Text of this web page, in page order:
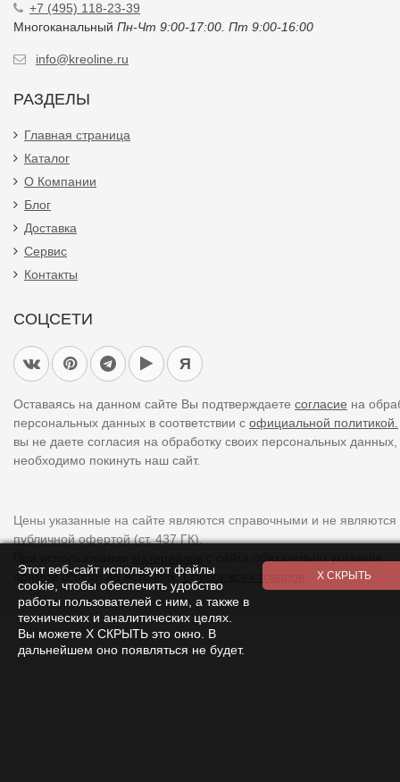
+7 (495) 118-23-39
Многоканальный Пн-Чт 9:00-17:00. Пт 9:00-16:00
info@kreoline.ru
РАЗДЕЛЫ
Главная страница
Каталог
О Компании
Блог
Доставка
Сервис
Контакты
СОЦСЕТИ
Я
Оставаясь на данном сайте Вы подтверждаете согласие на
персональных данных в соответствии с официальной политикой.
вы не даете согласия на обработку своих персональных
необходимо покинуть наш сайт.
Цены указанные на сайте являются справочными и не являются
публичной офертой (ст. 437 ГК).
прямой ссылки на источник.Список всех товаров
Этот веб-сайт используют файлы
cookie, чтобы обеспечить удобство
работы пользователей с ним, а также в
технических и аналитических целях.
Вы можете Х СКРЫТЬ это окно. В
дальнейшем оно появляться не будет.